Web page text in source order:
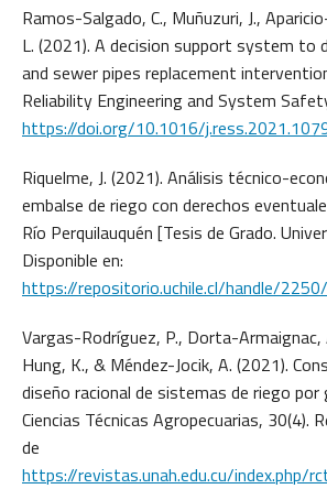
Ramos-Salgado, C., Muñuzuri, J.,
L. (2021). A decision support system to
and sewer pipes replacement
Reliability Engineering and System
https://doi.org/10.1016/
Riquelme, J. (2021). Análisis técnico-
embalse de riego con derechos
Río Perquilauquén [Tesis de Grado.
Disponible en:
https://repositorio.uchile.cl/handle/
Vargas-Rodríguez, P., Dorta-Armaignac,
Hung, K., & Méndez-Jocik, A. (2021).
diseño racional de sistemas de riego
Ciencias Técnicas Agropecuarias, 30(4).
de
https://revistas.unah.edu.cu/index.php/